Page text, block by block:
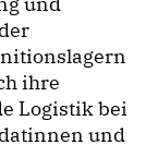
ihre
Logistik bei
und